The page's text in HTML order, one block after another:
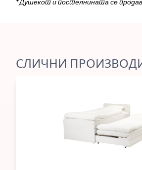
*Душекот и постелнината се
СЛИЧНИ